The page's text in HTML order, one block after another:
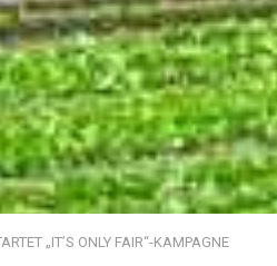
„IT’S ONLY FAIR“-KAMPAGNE